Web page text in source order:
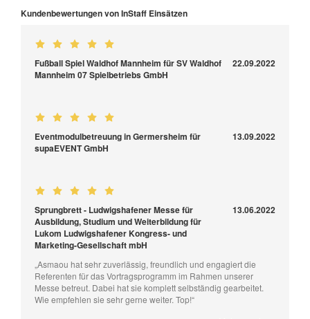
Kundenbewertungen von InStaff Einsätzen
Fußball Spiel Waldhof Mannheim für SV Waldhof
Mannheim 07 Spielbetriebs GmbH
22.09.2022
Eventmodulbetreuung in Germersheim für
supaEVENT GmbH
13.09.2022
Sprungbrett - Ludwigshafener Messe für
Ausbildung, Studium und Weiterbildung für
Lukom Ludwigshafener Kongress- und
Marketing-Gesellschaft mbH
13.06.2022
„Asmaou hat sehr zuverlässig, freundlich und engagiert die
Referenten für das Vortragsprogramm im Rahmen unserer
Messe betreut. Dabei hat sie komplett selbständig gearbeitet.
Wie empfehlen sie sehr gerne weiter. Top!“